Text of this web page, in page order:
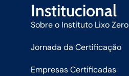
Institucional
Sobre o Instituto Lixo Zero
Jornada da Certificação
Empresas Certificadas